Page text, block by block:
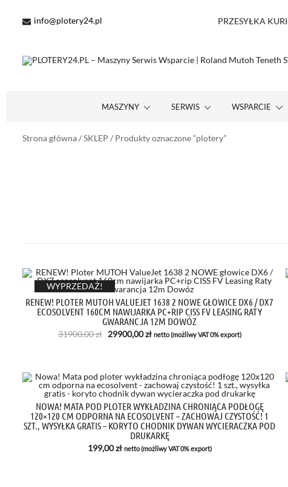
treści
info@plotery24.pl PRZESYŁKA
PLOTERY24.PL – MASZYNY SERWIS WSPARCIE | ROLAND
MASZYNY SERWIS WSPARCIE
Strona główna/SKLEP / Produkty oznaczone “plotery”
WYPRZEDAŻ!
RENEW! PLOTER MUTOH VALUEJET 1638 2 NOWE GŁOWICE DX6 / DX7
ECOSOLVENT 160CM NAWIJARKA PC+RIP CISS FV LEASING RATY
GWARANCJA 12M DOWÓZ
31900,00zł
Pierwotna
29900,00złAktualna
netto (możliwy VAT 0% export)
NOWA! MATA POD PLOTER WYKŁADZINA CHRONIĄCA PODŁOGĘ
120×120 CM ODPORNA NA ECOSOLVENT – ZACHOWAJ CZYSTOŚĆ! 1
SZT., WYSYŁKA GRATIS – KORYTO CHODNIK DYWAN WYCIERACZKA POD
DRUKARKĘ
199,00zł netto (możliwy VAT 0% export)